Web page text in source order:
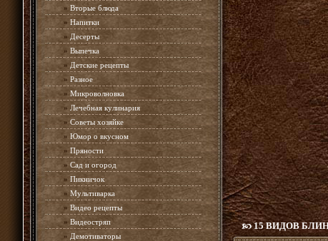
» Вторые блюда
» Напитки
»Десерты
» Выпечка
» Детские рецепты
» Разное
» Микроволновка
» Лечебная кулинария
» Советы хозяйке
» Юмор о вкусном
» Пряности
» Сад и огород
» Пикничок
» Мультиварка
» Видео рецепты
» Видеостряп
» Демотиваторы
15 ВИДОВ